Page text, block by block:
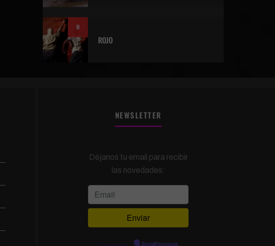
8
ROJO
NEWSLETTER
Déjanos tu email para recibir
las novedades:
EmailOctopus